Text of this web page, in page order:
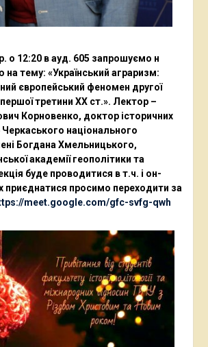
о 12:20 в ауд. 605 запрошуємо н
на тему: «Український аграризм:
європейський феномен другої
третини ХХ ст.». Лектор –
Корновенко, доктор історичних
національного
Богдана Хмельницького,
академії геополітики та
буде проводитися в т.ч. і он-
просимо переходити за
meet.google.com/gfc-svfg-qwh